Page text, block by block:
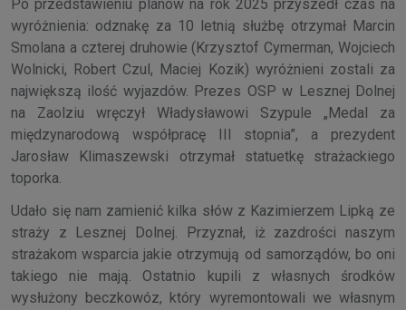
Po przedstawieniu planów na rok 2025 przyszedł czas na
wyróżnienia: odznakę za 10 letnią służbę otrzymał Marcin
Smolana a czterej druhowie (Krzysztof Cymerman, Wojciech
Wolnicki, Robert Czul, Maciej Kozik) wyróżnieni zostali za
największą ilość wyjazdów. Prezes OSP w Lesznej Dolnej
na Zaolziu wręczył Władysławowi Szypule „Medal za
międzynarodową współpracę III stopnia”, a prezydent
Jarosław Klimaszewski otrzymał statuetkę strażackiego
toporka.
Udało się nam zamienić kilka słów z Kazimierzem Lipką ze
straży z Lesznej Dolnej. Przyznał, iż zazdrości naszym
strażakom wsparcia jakie otrzymują od samorządów, bo oni
takiego nie mają. Ostatnio kupili z własnych środków
wysłużony beczkowóz, który wyremontowali we własnym